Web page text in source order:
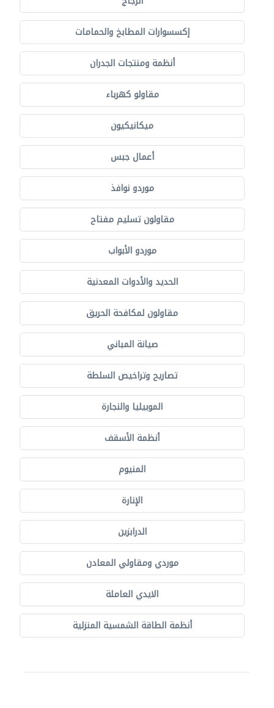
إكسسوارات المطابخ والحمامات
أنظمة ومنتجات الجدران
مقاولو كهرباء
ميكانيكيون
أعمال جبس
موردو نوافذ
مقاولون تسليم مفتاح
موردو الأبواب
الحديد والأدوات المعدنية
مقاولون لمكافحة الحريق
صيانة المباني
تصاريح وتراخيص السلطة
الموبيليا والنجارة
أنظمة الأسقف
المنيوم
الإنارة
الدرابزين
موردي ومقاولي المعادن
الايدي العاملة
أنظمة الطاقة الشمسية المنزلية